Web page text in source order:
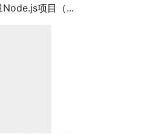
项目（...